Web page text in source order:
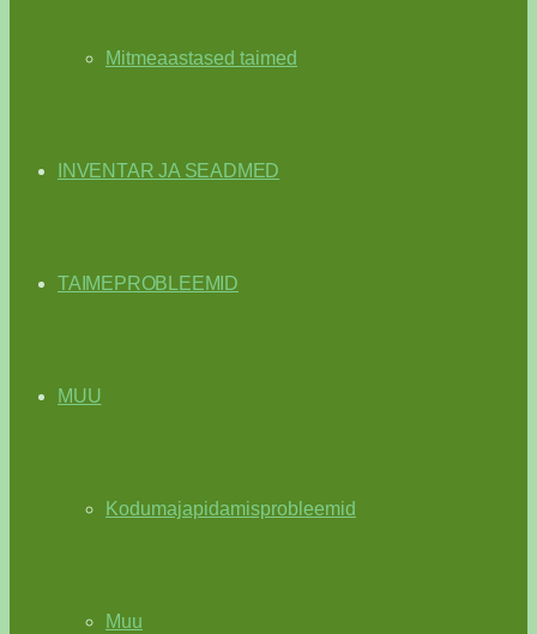
Mitmeaastased taimed
INVENTAR JA SEADMED
TAIMEPROBLEEMID
MUU
Kodumajapidamisprobleemid
Muu